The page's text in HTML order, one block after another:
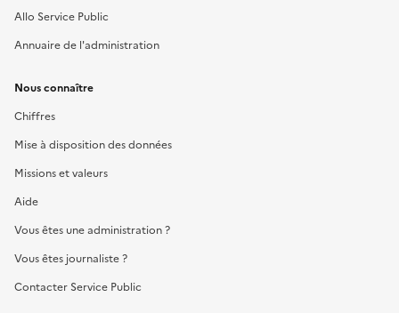
Allo Service Public
Annuaire de l'administration
Nous connaître
Chiffres
Mise à disposition des données
Missions et valeurs
Aide
Vous êtes une administration ?
Vous êtes journaliste ?
Contacter Service Public